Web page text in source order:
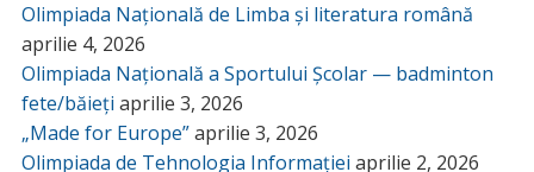
Olimpiada Națională de Limba și literatura română
aprilie 4, 2026
Olimpiada Națională a Sportului Școlar — badminton
fete/băieți aprilie 3, 2026
„Made for Europe”aprilie 3, 2026
Olimpiada de Tehnologia Informației aprilie 2, 2026